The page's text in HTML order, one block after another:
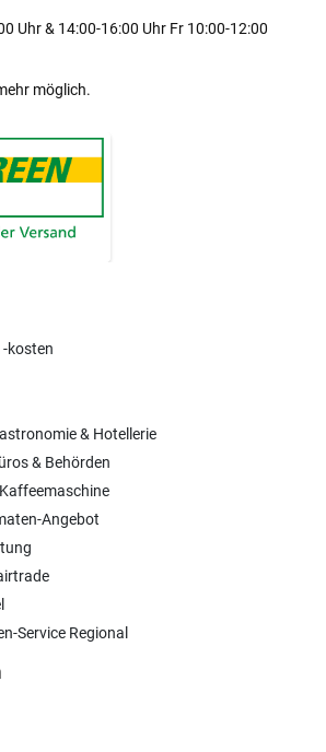
Uhr & 14:00-16:00 Uhr Fr 10:00-12:00
möglich.
kosten
& Hotellerie
& Behörden
Angebot
Service Regional